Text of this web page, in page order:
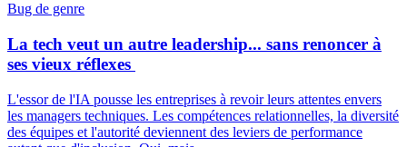
Bug de genre
La tech veut un autre leadership... sans renoncer à
ses vieux réflexes
L'essor de l'IA pousse les entreprises à revoir leurs attentes envers
les managers techniques. Les compétences relationnelles, la diversité
des équipes et l'autorité deviennent des leviers de performance